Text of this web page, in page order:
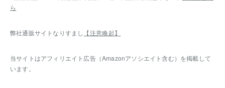
ら
弊社通販サイトなりすまし 【注意喚起】
当サイトはアフィリエイト広告（Amazonアソシエイト含む）を掲載して
います。